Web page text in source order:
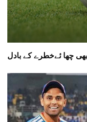
چھا ئےخطرے کے بادل